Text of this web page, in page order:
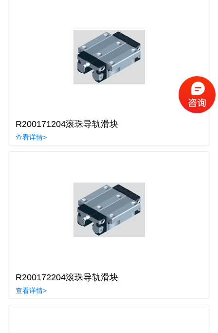
R200171204滚珠导轨滑块
查看详情>
R200172204滚珠导轨滑块
查看详情>